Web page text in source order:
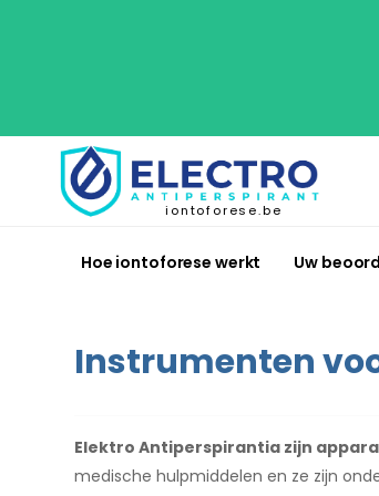
iontoforese.be
Hoe iontoforese werkt Uw
Instrumenten
Elektro Antiperspirantia zijn
medische hulpmiddelen en ze zijn